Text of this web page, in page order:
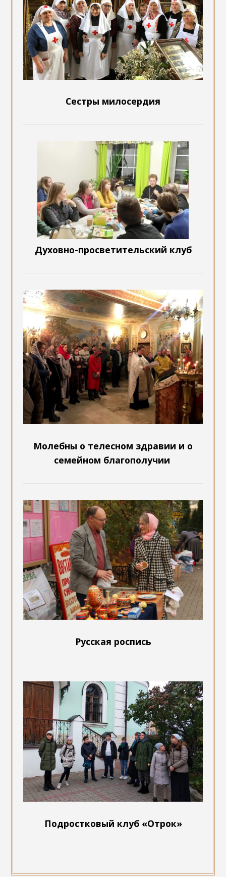
Сестры милосердия
Духовно-просветительский клуб
Молебны о телесном здравии и о
семейном благополучии
Русская роспись
Подростковый клуб «Отрок»